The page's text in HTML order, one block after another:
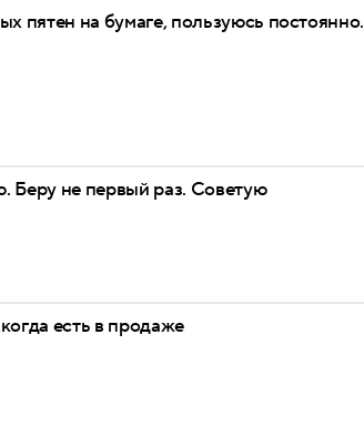
пятен на бумаге, пользуюсь постоянно.
Беру не первый раз. Советую
есть в продаже